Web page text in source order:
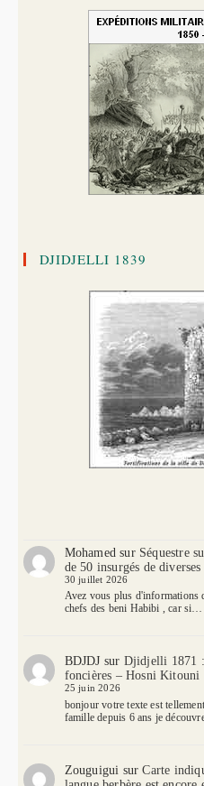
DJIDJELLI 1839
Mohamed sur Séquestre
de 50 insurgés de
30 juillet 2026
Avez vous plus d'informations
chefs des beni Habibi , car si…
BDJDJ sur Djidjelli 1871 :
foncières – Hosni Kitouni
25 juin 2026
bonjour votre texte est
famille depuis 6 ans je
Zouguigui surCarte